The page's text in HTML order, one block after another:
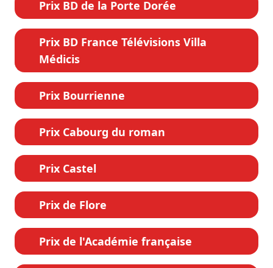
Prix BD de la Porte Dorée
Prix BD France Télévisions Villa
Médicis
Prix Bourrienne
Prix Cabourg du roman
Prix Castel
Prix de Flore
Prix de l'Académie française